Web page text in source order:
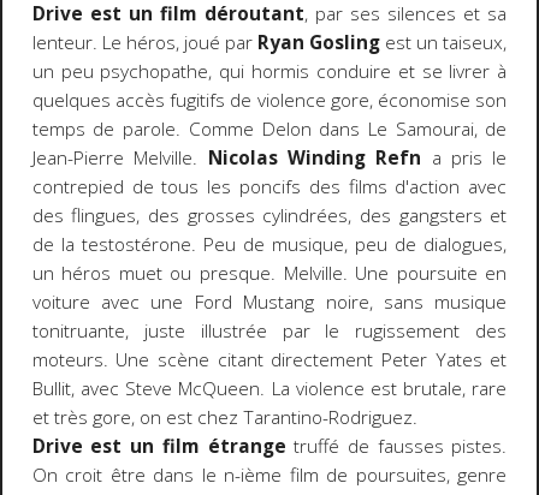
Drive est un film déroutant, par ses silences et sa
lenteur. Le héros, joué par Ryan Gosling est un taiseux,
un peu psychopathe, qui hormis conduire et se livrer à
quelques accès fugitifs de violence gore, économise son
temps de parole. Comme Delon dans Le Samourai, de
Jean-Pierre Melville. Nicolas Winding Refn a pris le
contrepied de tous les poncifs des films d'action avec
des flingues, des grosses cylindrées, des gangsters et
de la testostérone. Peu de musique, peu de dialogues,
un héros muet ou presque. Melville. Une poursuite en
voiture avec une Ford Mustang noire, sans musique
tonitruante, juste illustrée par le rugissement des
moteurs. Une scène citant directement Peter Yates et
Bullit, avec Steve McQueen. La violence est brutale, rare
et très gore, on est chez Tarantino-Rodriguez.
Drive est un film étrange truffé de fausses pistes.
On croit être dans le n-ième film de poursuites, genre